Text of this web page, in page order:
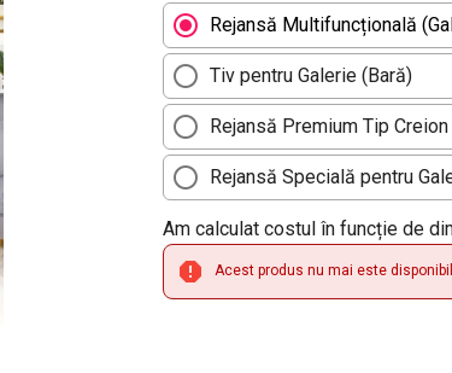
Rejansă Multifuncțională
Tiv pentru Galerie (Bară)
Rejansă Premium Tip
Rejansă Specială pentru
Am calculat costul în funcție de
Acest produs nu mai este